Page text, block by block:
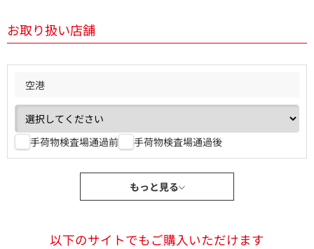
お取り扱い店舗
空港
手荷物検査場通過前 手荷物検査場通過後
もっと見る
以下のサイトでもご購入いただけます